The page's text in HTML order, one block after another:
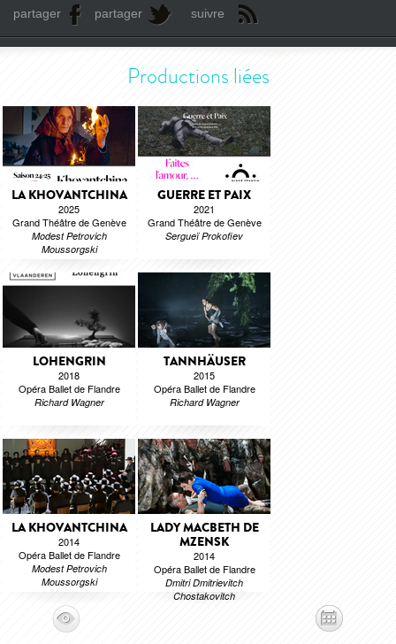
partager partager suivre
Productions liées
LA KHOVANTCHINA
2025
Grand Théâtre de Genève
Modest Petrovich
Moussorgski
GUERRE ET PAIX
2021
Grand Théâtre de Genève
Sergueï Prokofiev
LOHENGRIN
2018
Opéra Ballet de Flandre
Richard Wagner
TANNHÄUSER
2015
Opéra Ballet de Flandre
Richard Wagner
LA KHOVANTCHINA
2014
Opéra Ballet de Flandre
Modest Petrovich
Moussorgski
LADY MACBETH DE
MZENSK
2014
Opéra Ballet de Flandre
Dmitri Dmitrievitch
Chostakovitch